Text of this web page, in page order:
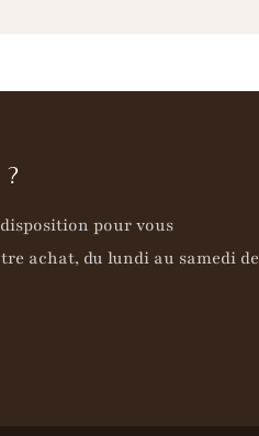
pour vous
achat, du lundi au samedi de